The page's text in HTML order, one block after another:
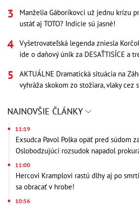
Manželia Gáboríkovci už jednu krízu
ustáť aj TOTO? Indície sú jasné!
Vyšetrovateľská legenda zniesla
ide o daňový únik za DESAŤTISÍCE a
AKTUÁLNE Dramatická situácia na
vyhráža skokom zo stožiara, vlaky cez
NAJNOVŠIE ČLÁNKY
11:19
Exsudca Pavol Polka opäť pred súdom
Oslobodzujúci rozsudok napadol
11:00
Hercovi Kramplovi rastú dlhy aj po
sa obracať v hrobe!
10:56